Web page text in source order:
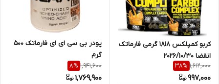
کربو کمپلکس 1818 گرمی فارماتک
انقضا 2026/10/30
1,612,000
38%
997,000
پودر بی سی ای ای فارماتک 500
گرم
1,941,600
8%
1,769,900